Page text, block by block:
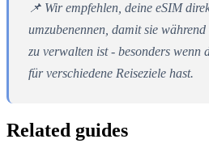
📌 Wir empfehlen, deine eSIM
umzubenennen, damit sie
zu verwalten ist - besonders wenn
für verschiedene Reiseziele hast.
Related guides